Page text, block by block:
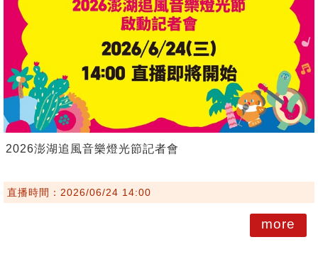
2026澎湖追風音樂燈光節記者會
直播時間：2026/06/24 14:00
more